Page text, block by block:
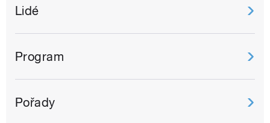
Lidé
Program
Pořady